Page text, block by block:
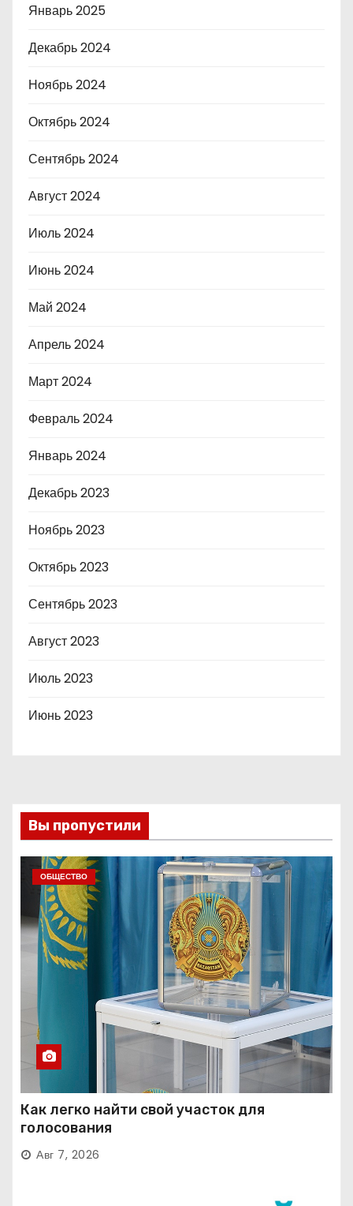
Январь 2025
Декабрь 2024
Ноябрь 2024
Октябрь 2024
Сентябрь 2024
Август 2024
Июль 2024
Июнь 2024
Май 2024
Апрель 2024
Март 2024
Февраль 2024
Январь 2024
Декабрь 2023
Ноябрь 2023
Октябрь 2023
Сентябрь 2023
Август 2023
Июль 2023
Июнь 2023
Вы пропустили
ОБЩЕСТВО
Как легко найти свой участок для
голосования
Авг 7, 2026